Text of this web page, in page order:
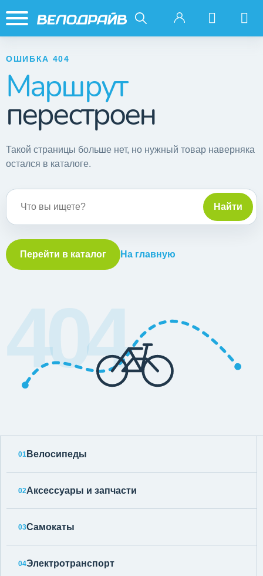
ОШИБКА 404
Маршрут
перестроен
Такой страницы больше нет, но нужный товар наверняка
остался в каталоге.
Найти
Перейти в каталог На главную
404
01 Велосипеды
02Аксессуары и запчасти
03Самокаты
04Электротранспорт